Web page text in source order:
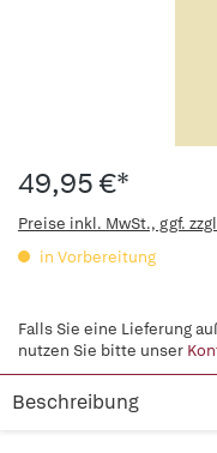
49,95 €*
Preise inkl. MwSt., ggf.
in Vorbereitung
Falls Sie eine Lieferung
nutzen Sie bitte unser
Beschreibung